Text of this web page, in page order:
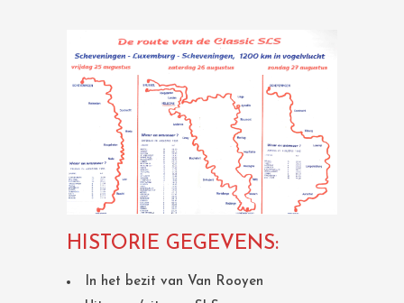
HISTORIE GEGEVENS:
In het bezit van Van Rooyen